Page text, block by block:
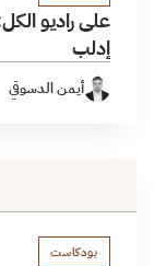
على راديو
إدلب
أيمن الدسوقي
بودكاست